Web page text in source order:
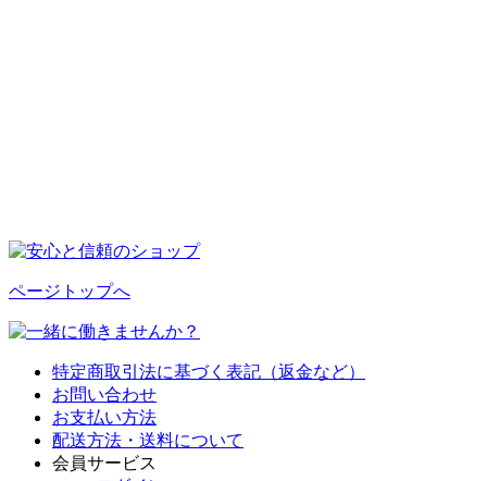
ページトップへ
特定商取引法に基づく表記（返金など）
お問い合わせ
お支払い方法
配送方法・送料について
会員サービス